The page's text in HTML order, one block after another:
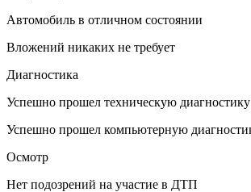
Автомобиль в отличном состоянии
Вложений никаких не требует
Диагностика
Успешно прошел техническую диагностику
Успешно прошел компьютерную
Осмотр
Нет подозрений на участие в ДТП